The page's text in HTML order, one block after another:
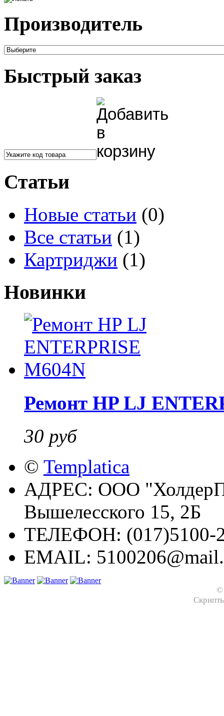
Производитель
Быстрый заказ
Статьи
Новые статьи (0)
Все статьи (1)
Картриджи (1)
Новинки
Ремонт HP LJ
30 руб
© Templatica
АДРЕС: ООО
Вышелесского 15, 2Б
ТЕЛЕФОН: (017)5100-
EMAIL:
©